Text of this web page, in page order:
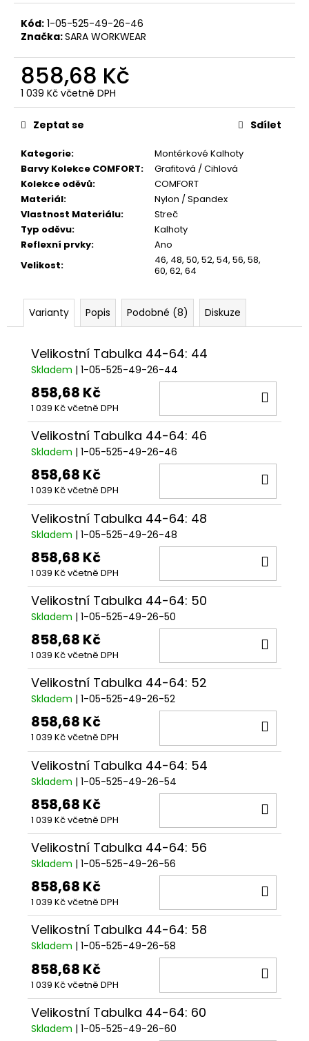
Kód: 1-05-525-49-26-46
Značka:SARA WORKWEAR
858,68 Kč
1 039 Kč včetně DPH
Měrná
cena:
Kategorie:
Montérkové Kalhoty
Barvy Kolekce COMFORT:
Grafitová / Cihlová
Kolekce oděvů:
COMFORT
Materiál:
Nylon / Spandex
Vlastnost Materiálu:
Streč
Typ oděvu:
Kalhoty
Reflexní prvky:
Ano
Velikost: 46, 48, 50, 52, 54, 56, 58,
60, 62, 64
Zeptat se Sdílet
Varianty Popis Podobné (8) Diskuze
Velikostní Tabulka 44-64: 44
Skladem | 1-05-525-49-26-44
858,68 Kč
1 039 Kč včetně DPH
Velikostní Tabulka 44-64: 46
Skladem | 1-05-525-49-26-46
858,68 Kč
1 039 Kč včetně DPH
Velikostní Tabulka 44-64: 48
Skladem | 1-05-525-49-26-48
858,68 Kč
1 039 Kč včetně DPH
Velikostní Tabulka 44-64: 50
Skladem | 1-05-525-49-26-50
858,68 Kč
1 039 Kč včetně DPH
Velikostní Tabulka 44-64: 52
Skladem | 1-05-525-49-26-52
858,68 Kč
1 039 Kč včetně DPH
Velikostní Tabulka 44-64: 54
Skladem | 1-05-525-49-26-54
858,68 Kč
1 039 Kč včetně DPH
Velikostní Tabulka 44-64: 56
Skladem | 1-05-525-49-26-56
858,68 Kč
1 039 Kč včetně DPH
Velikostní Tabulka 44-64: 58
Skladem | 1-05-525-49-26-58
858,68 Kč
1 039 Kč včetně DPH
Velikostní Tabulka 44-64: 60
Skladem | 1-05-525-49-26-60